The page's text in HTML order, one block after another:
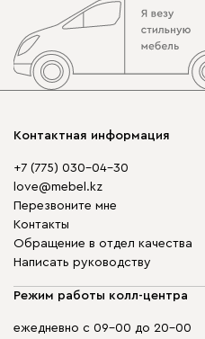
Контактная информация
+7 (775) 030-04-30
love@mebel.kz
Перезвоните мне
Контакты
Обращение в отдел качества
Написать руководству
Режим работы колл-центра
ежедневно с 09-00 до 20-00